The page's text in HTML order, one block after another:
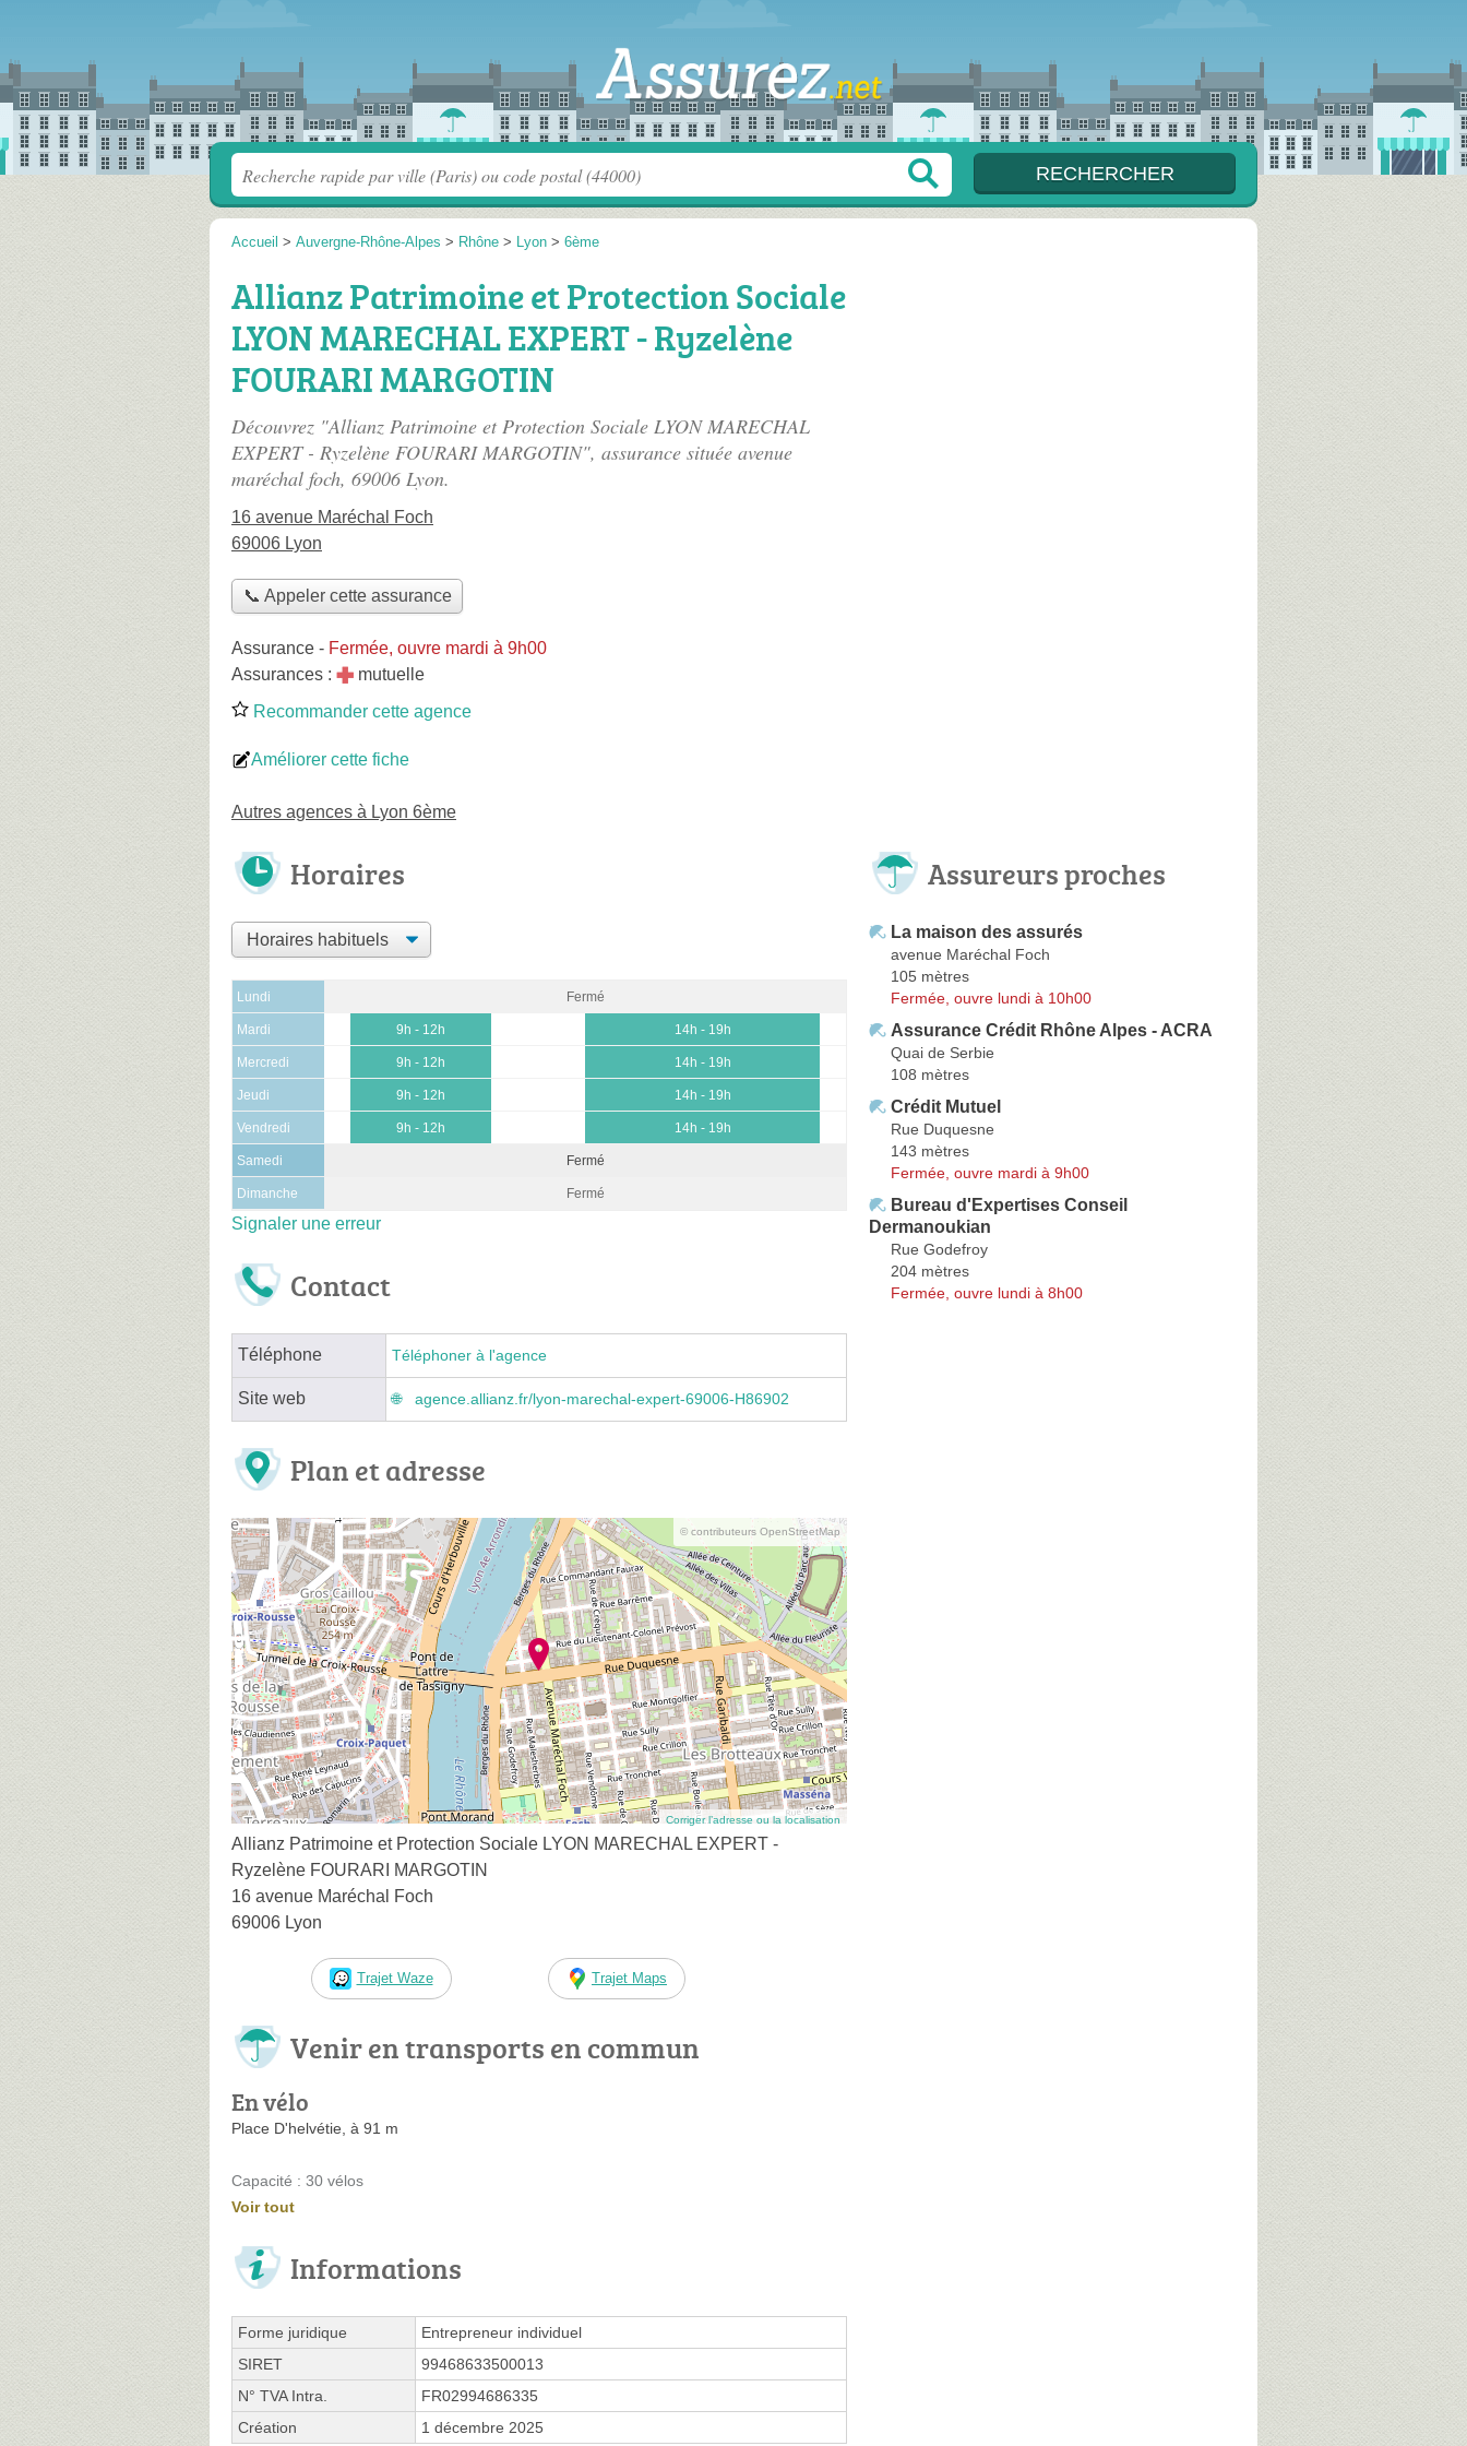
Accueil > Auvergne-Rhône-Alpes > Rhône > Lyon > 6ème
Allianz Patrimoine et Protection Sociale
LYON MARECHAL EXPERT - Ryzelène
FOURARI MARGOTIN
Découvrez "Allianz Patrimoine et Protection Sociale LYON MARECHAL
EXPERT - Ryzelène FOURARI MARGOTIN", assurance située avenue
maréchal foch, 69006 Lyon.
16 avenue Maréchal Foch
69006 Lyon
📞 Appeler cette assurance
Assurance - Fermée, ouvre mardi à 9h00
Assurances :
mutuelle
Recommander cette agence
Améliorer cette fiche
Autres agences à Lyon 6ème
Horaires
Lundi Fermé
Mardi 9h - 12h 14h - 19h
Mercredi 9h - 12h 14h - 19h
Jeudi 9h - 12h 14h - 19h
Vendredi 9h - 12h 14h - 19h
Samedi Fermé
Dimanche Fermé
Signaler une erreur
Contact
Téléphone Téléphoner à l'agence
Site web agence.allianz.fr/lyon-marechal-expert-69006-H86902
Plan et adresse
© contributeurs OpenStreetMap
Corriger l’adresse ou la localisation
Allianz Patrimoine et Protection Sociale LYON MARECHAL EXPERT -
Ryzelène FOURARI MARGOTIN
16 avenue Maréchal Foch
69006 Lyon
Trajet Waze Trajet Maps
Venir en transports en commun
En vélo
Place D'helvétie, à 91 m
Capacité : 30 vélos
Voir tout
Informations
Forme juridique
Entrepreneur individuel
SIRET
99468633500013
N° TVA Intra.
FR02994686335
Création
1 décembre 2025
Assureurs proches
La maison des assurés
avenue Maréchal Foch
105 mètres
Fermée, ouvre lundi à 10h00
Assurance Crédit Rhône Alpes - ACRA
Quai de Serbie
108 mètres
Crédit Mutuel
Rue Duquesne
143 mètres
Fermée, ouvre mardi à 9h00
Bureau d'Expertises Conseil
Dermanoukian
Rue Godefroy
204 mètres
Fermée, ouvre lundi à 8h00